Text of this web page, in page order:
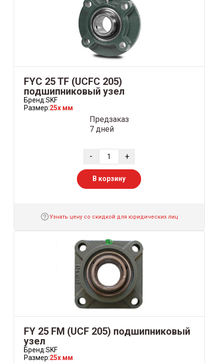
FYC 25 TF (UCFC 205)
подшипниковый узел
Бренд:SKF
Размер:25x мм
Предзаказ
7 дней
- +
В корзину
Узнать цену со скидкой для юридических лиц
FY 25 FM (UCF 205) подшипниковый
узел
Бренд:SKF
Размер:25x мм